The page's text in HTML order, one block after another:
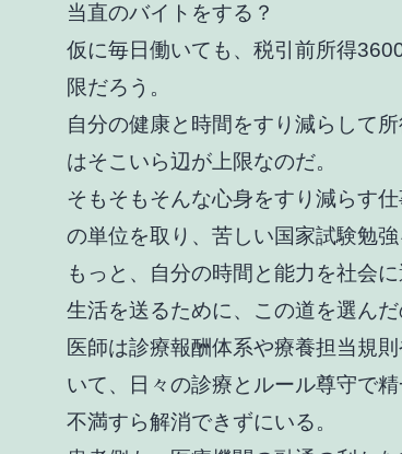
当直のバイトをする？
仮に毎日働いても、税引前所得
限だろう。
自分の健康と時間をすり減らして
はそこいら辺が上限なのだ。
そもそもそんな心身をすり減らす
の単位を取り、苦しい国家試験勉強
もっと、自分の時間と能力を社会
生活を送るために、この道を選ん
医師は診療報酬体系や療養担当規
いて、日々の診療とルール尊守で
不満すら解消できずにいる。